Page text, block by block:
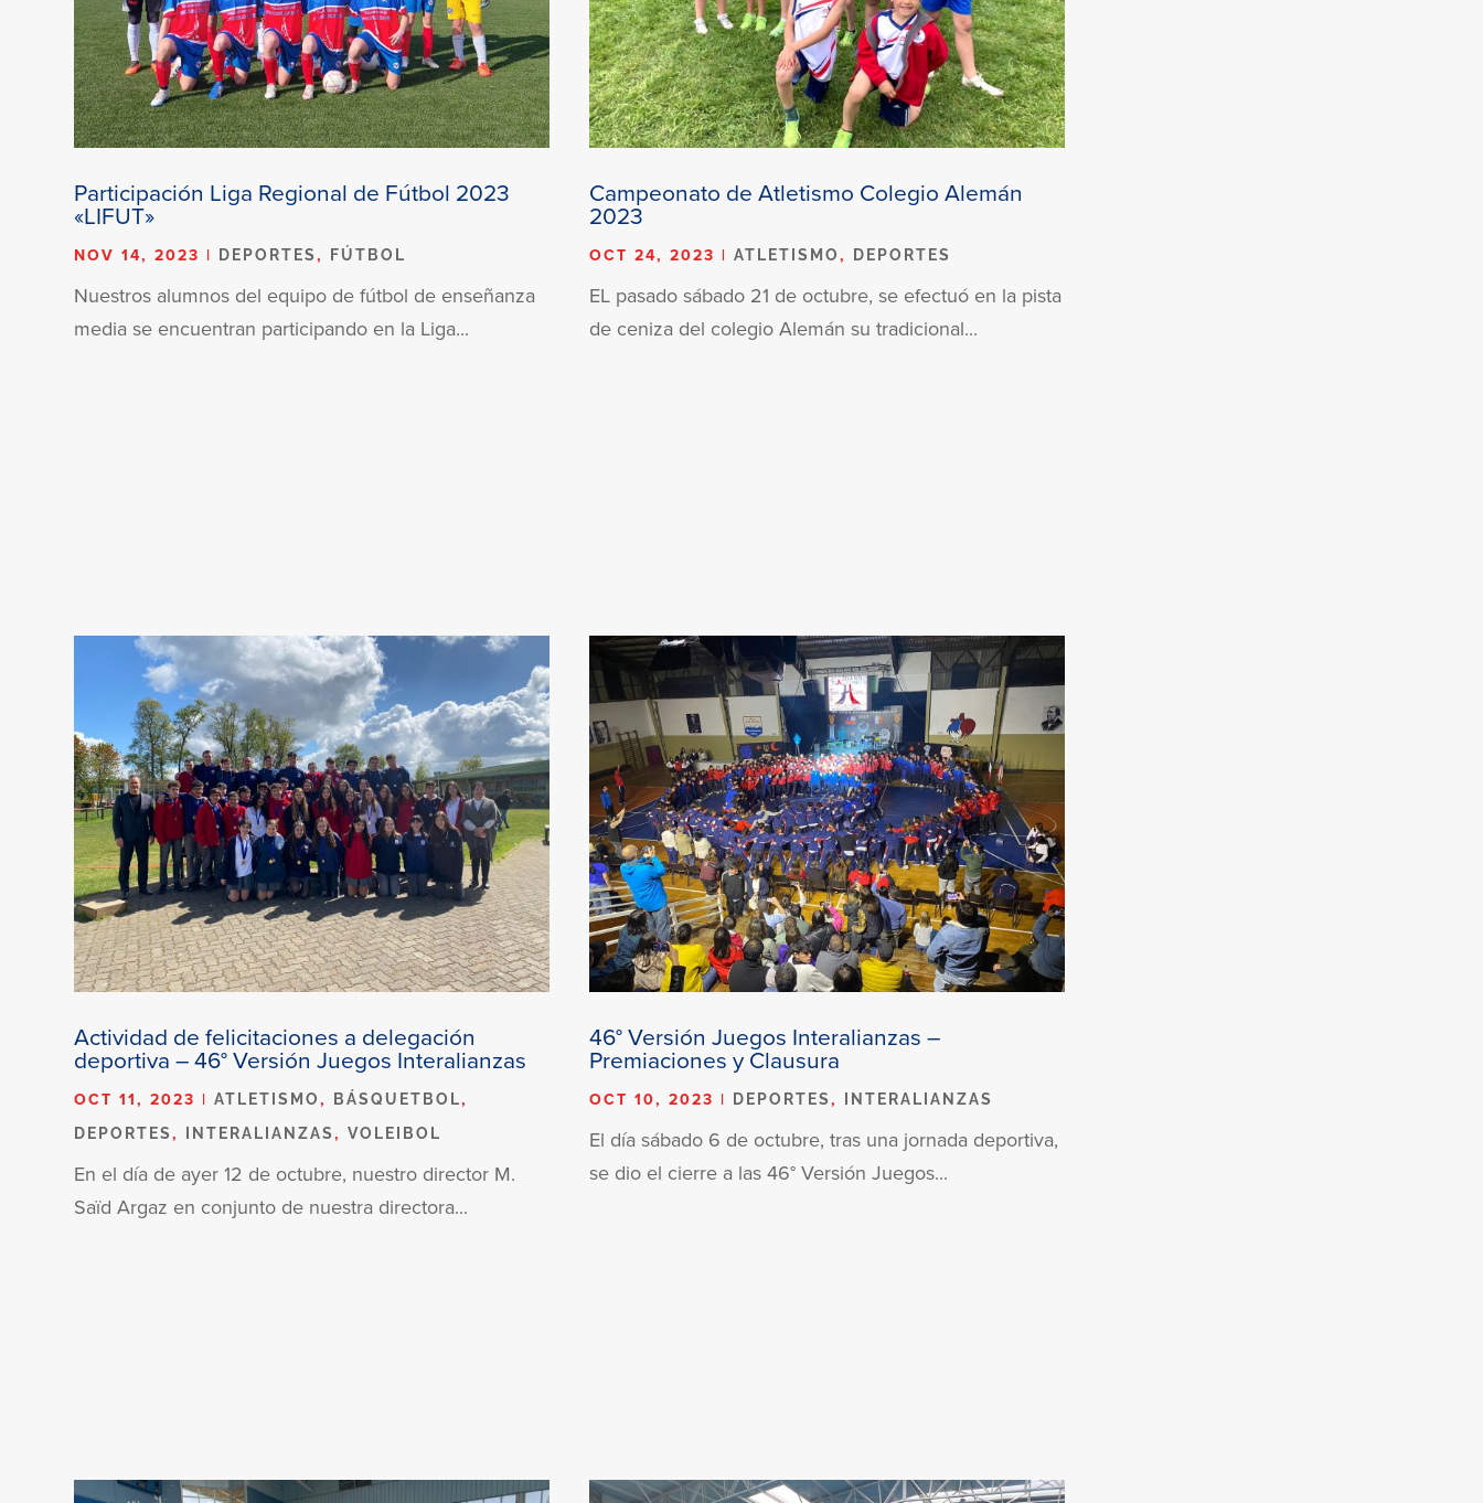
Participación Liga Regional de Fútbol 2023
«LIFUT»
NOV 14, 2023 | DEPORTES, FÚTBOL
Nuestros alumnos del equipo de fútbol de enseñanza
media se encuentran participando en la Liga...
Actividad de felicitaciones a delegación
deportiva – 46° Versión Juegos Interalianzas
OCT 11, 2023 |ATLETISMO, BÁSQUETBOL,
DEPORTES, INTERALIANZAS,VOLEIBOL
En el día de ayer 12 de octubre, nuestro director M.
Saïd Argaz en conjunto de nuestra directora...
Campeonato de Atletismo Colegio Alemán
2023
OCT 24, 2023 |ATLETISMO, DEPORTES
EL pasado sábado 21 de octubre, se efectuó en la pista
de ceniza del colegio Alemán su tradicional...
46° Versión Juegos Interalianzas –
Premiaciones y Clausura
OCT 10, 2023 | DEPORTES, INTERALIANZAS
El día sábado 6 de octubre, tras una jornada deportiva,
se dio el cierre a las 46° Versión Juegos...